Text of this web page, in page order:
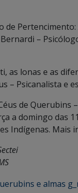
de Pertencimento:
–
as lonas e as
– Psicanalista e
de
a domingo das
Indígenas. Mais